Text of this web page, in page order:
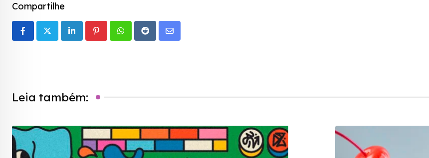
Compartilhe
LinkedInPinterestWhatsappRedditShare
Leia também: